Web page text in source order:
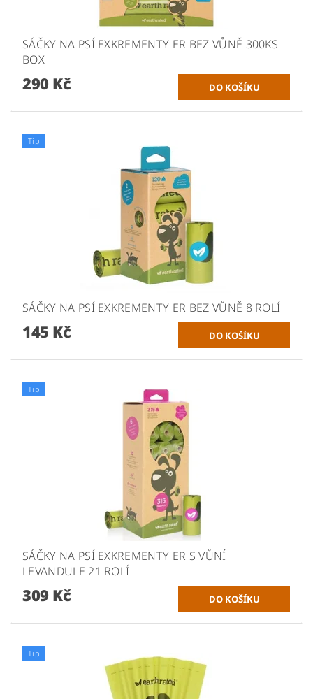
SÁČKY NA PSÍ EXKREMENTY ER BEZ VŮNĚ 300KS
BOX
290 Kč
Tip
SÁČKY NA PSÍ EXKREMENTY ER BEZ VŮNĚ 8 ROLÍ
145 Kč
Tip
SÁČKY NA PSÍ EXKREMENTY ER S VŮNÍ
LEVANDULE 21 ROLÍ
309 Kč
Tip